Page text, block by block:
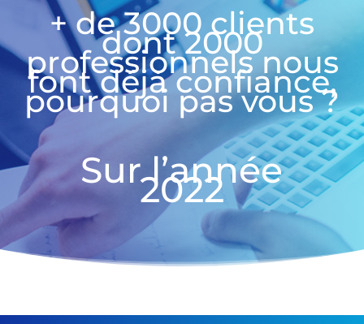
+ de 3000 clients
dont 2000
professionnels nous
font déjà confiance,
pourquoi pas vous ?
Sur l’année
2022